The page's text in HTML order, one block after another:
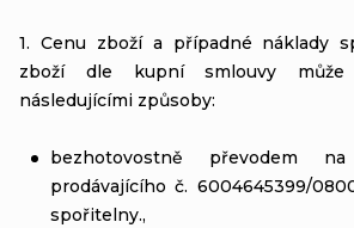
1. Cenu zboží a případné náklady
zboží dle kupní smlouvy může
následujícími způsoby:
bezhotovostně převodem
prodávajícího č. 6004645399/
spořitelny.,